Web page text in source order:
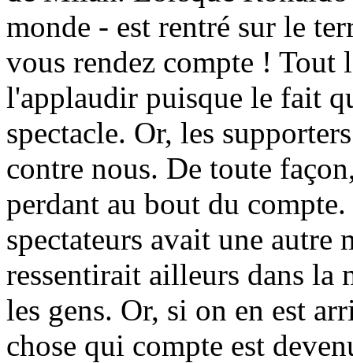
monde - est rentré sur le
vous rendez compte ! Tout
l'applaudir puisque le fait
spectacle. Or, les
contre nous. De toute
perdant au bout du
spectateurs avait une autre
ressentirait ailleurs dans la
les gens. Or, si on en est
chose qui compte est